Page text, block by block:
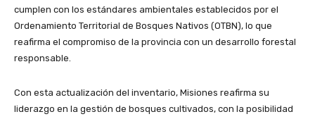
cumplen con los estándares ambientales establecidos por el
Ordenamiento Territorial de Bosques Nativos (OTBN), lo que
reafirma el compromiso de la provincia con un desarrollo forestal
responsable.
Con esta actualización del inventario, Misiones reafirma su
liderazgo en la gestión de bosques cultivados, con la posibilidad